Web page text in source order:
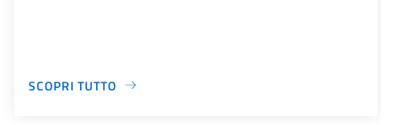
SCOPRI TUTTO